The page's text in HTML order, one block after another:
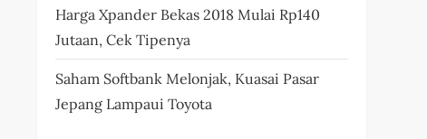
Harga Xpander Bekas 2018 Mulai Rp140
Jutaan, Cek Tipenya
Saham Softbank Melonjak, Kuasai Pasar
Jepang Lampaui Toyota